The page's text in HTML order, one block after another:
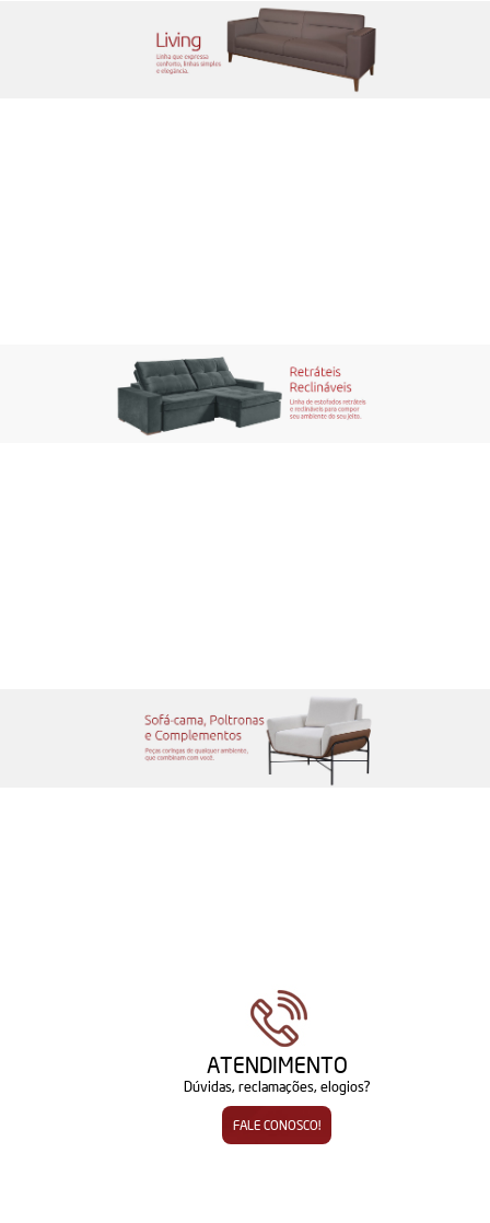
ATENDIMENTO
Dúvidas, reclamações, elogios?
FALE CONOSCO!